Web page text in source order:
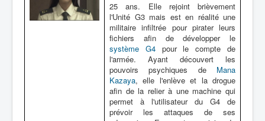
25 ans. Elle rejoint brièvement
l'Unité G3 mais est en réalité une
militaire infiltrée pour pirater leurs
fichiers afin de développer le
système G4pour le compte de
l'armée. Ayant découvert les
pouvoirs psychiques de Mana
Kazaya, elle l'enlève et la drogue
afin de la relier à une machine qui
permet à l'utilisateur du G4 de
prévoir les attaques de ses